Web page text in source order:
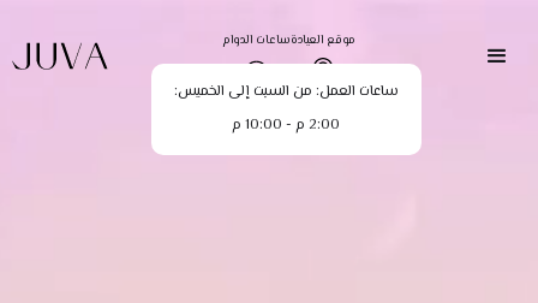
ساعات الدوام
ساعات العمل: من السبت إلى الخميس:
2:00 م - 10:00 م
موقع العيادة